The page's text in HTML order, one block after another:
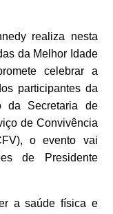
realiza nesta
da Melhor Idade
celebrar a
participantes da
da Secretaria de
de Convivência
o evento vai
de Presidente
a saúde física e